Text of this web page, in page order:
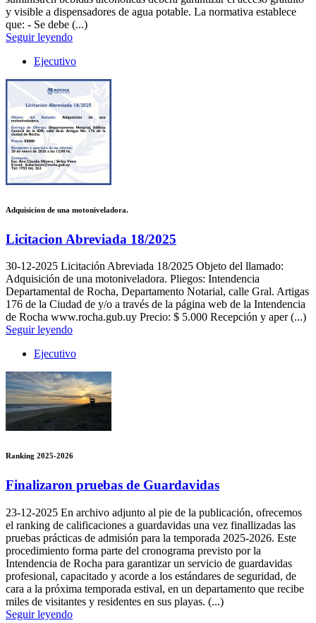
y visible a dispensadores de agua potable. La normativa establece
que: - Se debe (...)
Seguir leyendo
Ejecutivo
Adquisicion de una motoniveladora.
Licitacion Abreviada 18/2025
30-12-2025 Licitación Abreviada 18/2025 Objeto del llamado:
Adquisición de una motoniveladora. Pliegos: Intendencia
Departamental de Rocha, Departamento Notarial, calle Gral. Artigas
176 de la Ciudad de y/o a través de la página web de la Intendencia
de Rocha www.rocha.gub.uy Precio: $ 5.000 Recepción y aper (...)
Seguir leyendo
Ejecutivo
Ranking 2025-2026
Finalizaron pruebas de Guardavidas
23-12-2025 En archivo adjunto al pie de la publicación, ofrecemos
el ranking de calificaciones a guardavidas una vez finallizadas las
pruebas prácticas de admisión para la temporada 2025-2026. Este
procedimiento forma parte del cronograma previsto por la
Intendencia de Rocha para garantizar un servicio de guardavidas
profesional, capacitado y acorde a los estándares de seguridad, de
cara a la próxima temporada estival, en un departamento que recibe
miles de visitantes y residentes en sus playas. (...)
Seguir leyendo